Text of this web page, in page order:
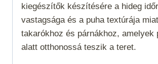
kiegészítők készítésére a hideg
vastagsága és a puha textúrája
takarókhoz és párnákhoz, amelyek
alatt otthonossá teszik a teret.